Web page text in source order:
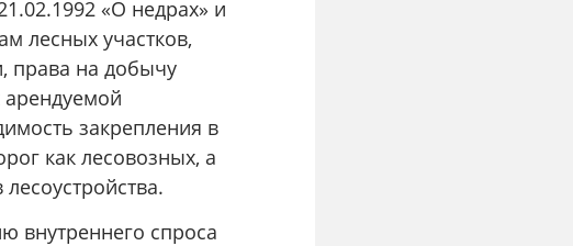
«О недрах» и
лесных участков,
права на добычу
закрепления в
как лесовозных, а
внутреннего спроса